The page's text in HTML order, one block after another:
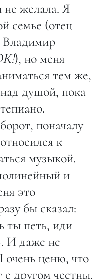
не желала. Я
семье (отец
), но меня
тем же,
душой, пока
поначалу
к
музыкой.
и
это
бы сказал:
ты петь, иди
И даже не
очень ценю, что
с другом честны.